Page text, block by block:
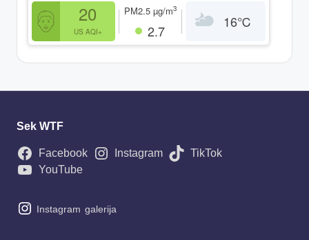
20
US AQI+
PM2.5 µg/m3
2.7
16℃
Sek WTF
Facebook Instagram
TikTok
YouTube
Instagram galerija